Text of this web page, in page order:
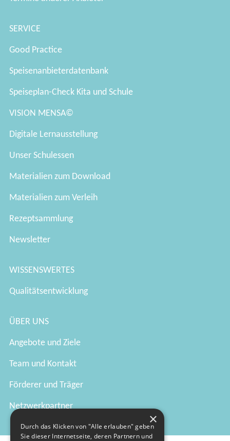
SERVICE
Good Practice
Speisenanbieterdatenbank
Speiseplan-Check Kita und Schule
VISION MENSA©
Digitale Lernausstellung
Unser Schulessen
Materialien zum Download
Materialien zum Verleih
Rezeptsammlung
Newsletter
WISSENSWERTES
Qualitätsentwicklung
ÜBER UNS
Angebote und Ziele
Team und Kontakt
Förderer und Träger
Netzwerkpartner
×
Durch das Klicken von "Alle erlauben" geben
Sie dieser Internetseite, deren Partnern und